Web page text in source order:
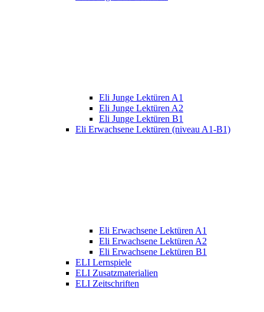
Eli Junge Lektüren A1
Eli Junge Lektüren A2
Eli Junge Lektüren B1
Eli Erwachsene Lektüren (niveau A1-B1)
Eli Erwachsene Lektüren A1
Eli Erwachsene Lektüren A2
Eli Erwachsene Lektüren B1
ELI Lernspiele
ELI Zusatzmaterialien
ELI Zeitschriften